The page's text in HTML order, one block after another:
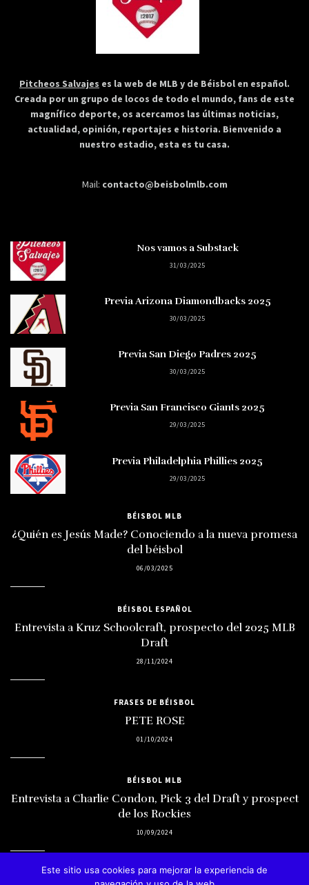
Pitcheos Salvajes es la web de MLB y de Béisbol en español.
Creada por un grupo de locos de todo el mundo, fans de este
magnífico deporte, os acercamos las últimas noticias,
actualidad, opinión, reportajes e historia. Bienvenido a
nuestro estadio, esta es tu casa.
Mail: contacto@beisbolmlb.com
Nos vamos a Substack
31/03/2025
Previa Arizona Diamondbacks 2025
30/03/2025
Previa San Diego Padres 2025
30/03/2025
Previa San Francisco Giants 2025
29/03/2025
Previa Philadelphia Phillies 2025
29/03/2025
BÉISBOL MLB
¿Quién es Jesús Made? Conociendo a la nueva promesa
del béisbol
06/03/2025
BÉISBOL ESPAÑOL
Entrevista a Kruz Schoolcraft, prospecto del 2025 MLB
Draft
28/11/2024
FRASES DE BÉISBOL
PETE ROSE
01/10/2024
BÉISBOL MLB
Entrevista a Charlie Condon, Pick 3 del Draft y prospect
de los Rockies
10/09/2024
Este sitio usa cookies para mejorar la experiencia de